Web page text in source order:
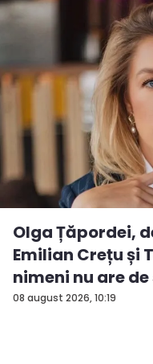
08 august 2026, 10:19
Olga Țăpordei,
Emilian Crețu și
nimeni nu are